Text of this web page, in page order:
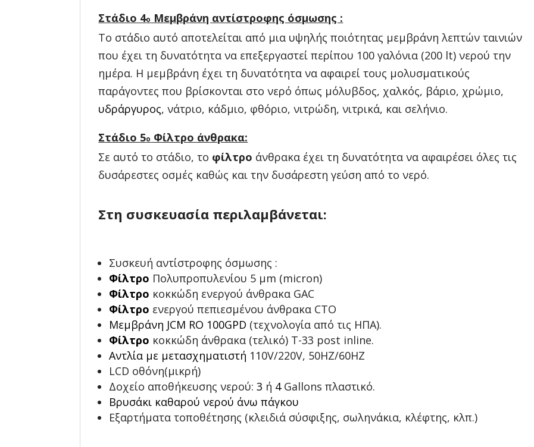
Στάδιο 4o Μεμβράνη αντίστροφης όσμωσης :
Το στάδιο αυτό αποτελείται από μια υψηλής ποιότητας μεμβράνη λεπτών ταινιών
που έχει τη δυνατότητα να επεξεργαστεί περίπου 100 γαλόνια (200 lt) νερού την
ημέρα. Η μεμβράνη έχει τη δυνατότητα να αφαιρεί τους μολυσματικούς
παράγοντες που βρίσκονται στο νερό όπως μόλυβδος, χαλκός, βάριο, χρώμιο,
υδράργυρος, νάτριο, κάδμιο, φθόριο, νιτρώδη, νιτρικά, και σελήνιο.
Στάδιο 5o Φίλτρο άνθρακα:
Σε αυτό το στάδιο, το φίλτρο άνθρακα έχει τη δυνατότητα να αφαιρέσει όλες τις
δυσάρεστες οσμές καθώς και την δυσάρεστη γεύση από το νερό.
Στη συσκευασία περιλαμβάνεται:
Συσκευή αντίστροφης όσμωσης :
Φίλτρο Πολυπροπυλενίου 5 μm (micron)
Φίλτρο κοκκώδη ενεργού άνθρακα GAC
Φίλτρο ενεργού πεπιεσμένου άνθρακα CTO
Μεμβράνη JCM RO 100GPD (τεχνολογία από τις ΗΠΑ).
Φίλτρο κοκκώδη άνθρακα (τελικό) Τ-33 post inline.
Αντλία με μετασχηματιστή 110V/220V, 50HZ/60HZ
LCD οθόνη(μικρή)
Δοχείο αποθήκευσης νερού:3 ή 4Gallons πλαστικό.
Βρυσάκι καθαρού νερού άνω πάγκου
Εξαρτήματα τοποθέτησης (κλειδιά σύσφιξης, σωληνάκια, κλέφτης, κλπ.)